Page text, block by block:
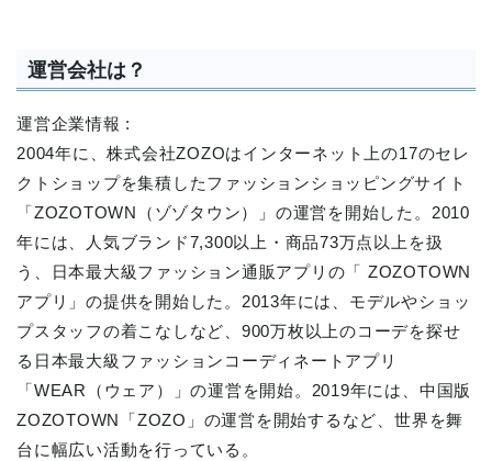
運営会社は？
運営企業情報 :
2004年に、株式会社ZOZOはインターネット上の17のセレ
クトショップを集積したファッションショッピングサイト
「ZOZOTOWN（ゾゾタウン）」の運営を開始した。2010
年には、人気ブランド7,300以上・商品73万点以上を扱
う、日本最大級ファッション通販アプリの「 ZOZOTOWN
アプリ」の提供を開始した。2013年には、モデルやショッ
プスタッフの着こなしなど、900万枚以上のコーデを探せ
る日本最大級ファッションコーディネートアプリ
「WEAR（ウェア）」の運営を開始。2019年には、中国版
ZOZOTOWN「ZOZO」の運営を開始するなど、世界を舞
台に幅広い活動を行っている。